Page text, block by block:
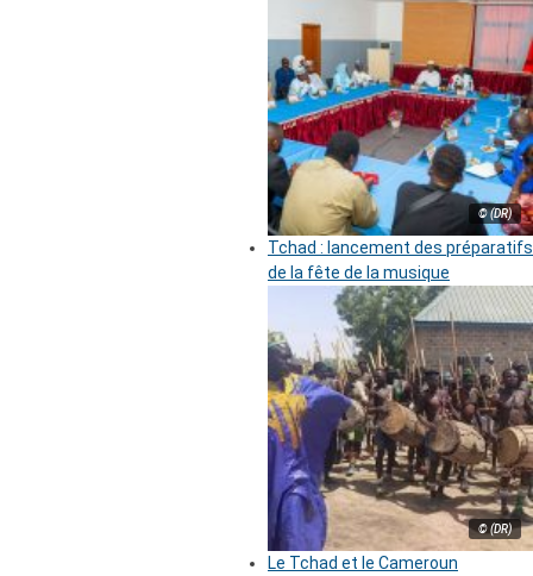
© (DR)
Tchad : lancement des préparatifs
de la fête de la musique
© (DR)
Le Tchad et le Cameroun